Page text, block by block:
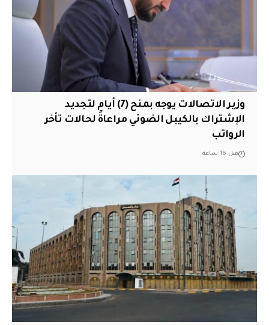
وزير الاتصالات يوجه بمنح (7) أيام لتجديد
الإشتراك بالكيبل الضوئي مراعاةً لحالات تأخر
الرواتب
قبل 16 ساعة